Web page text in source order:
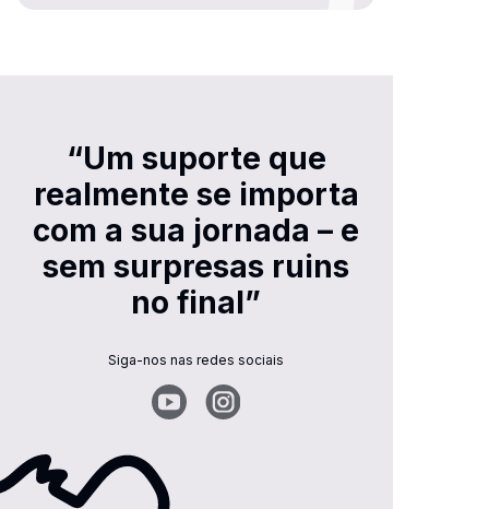
“Um suporte que
realmente se importa
com a sua jornada – e
sem surpresas ruins
no final”
Siga-nos nas redes sociais